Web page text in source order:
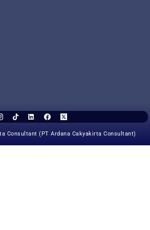
Consultant (PT Ardana Cakyakirta Consultant)